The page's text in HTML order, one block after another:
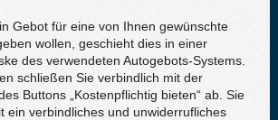
Gebot für eine von Ihnen gewünschte
wollen, geschieht dies in einer
des verwendeten Autogebots-Systems.
schließen Sie verbindlich mit der
Buttons „Kostenpflichtig bieten“ ab. Sie
ein verbindliches und unwiderrufliches